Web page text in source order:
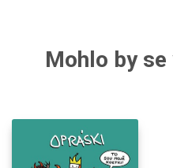
Mohlo by